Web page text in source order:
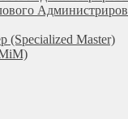
(Specialized Master)